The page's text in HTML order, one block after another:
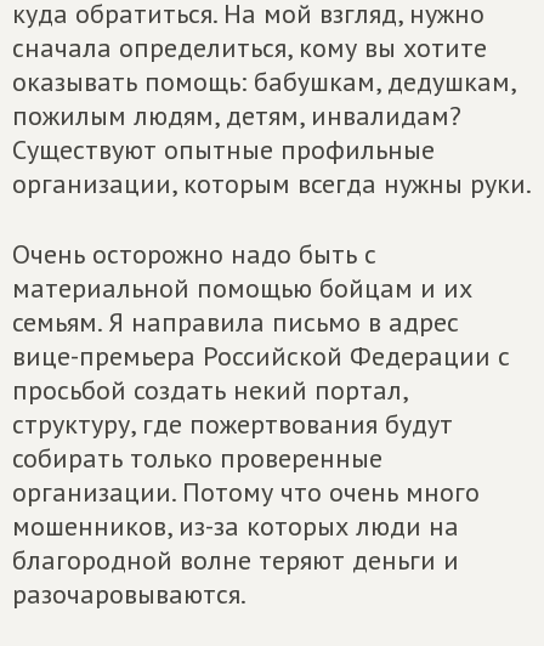
куда обратиться. На мой взгляд, нужно
сначала определиться, кому вы хотите
оказывать помощь: бабушкам, дедушкам,
пожилым людям, детям, инвалидам?
Существуют опытные профильные
организации, которым всегда нужны руки.
Очень осторожно надо быть с
материальной помощью бойцам и их
семьям. Я направила письмо в адрес
вице-премьера Российской Федерации с
просьбой создать некий портал,
структуру, где пожертвования будут
собирать только проверенные
организации. Потому что очень много
мошенников, из-за которых люди на
благородной волне теряют деньги и
разочаровываются.